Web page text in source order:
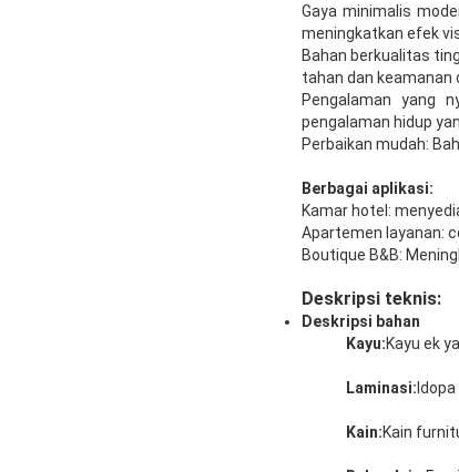
Gaya minimalis
meningkatkan efek
Bahan berkualitas
tahan dan keamanan
Pengalaman yang
pengalaman hidup
Perbaikan mudah:
Berbagai aplikasi:
Kamar hotel:
Apartemen layanan:
Boutique B&B:
Deskripsi teknis:
Deskripsi bahan
Kayu:Kayu ek
Laminasi:
Kain:Kain